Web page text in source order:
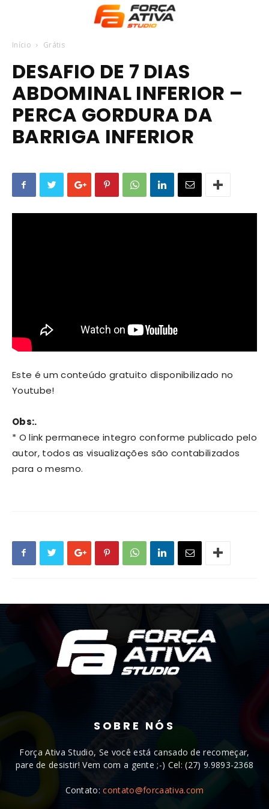
Início Grátis
DESAFIO DE 7 DIAS
ABDOMINAL INFERIOR –
PERCA GORDURA DA
BARRIGA INFERIOR
Este é um conteúdo gratuito disponibilizado no
Youtube!
Obs:.
* O link permanece integro conforme publicado pelo
autor, todos as visualizações são contabilizados
para o mesmo.
SOBRE NÓS
Força Ativa Studio, Se você está cansado de recomeçar,
pare de desistir! Vem com a gente ;-) Cel: (27) 9.9893-2368
Contato:contato@forcaativa.com